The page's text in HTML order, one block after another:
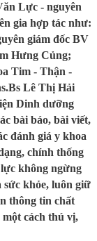
Lực - nguyên
gia hợp tác như:
giám đốc BV
Hưng Củng;
Tim - Thận -
Lê Thị Hải
Dinh dưỡng
bài báo, bài viết,
đánh giá y khoa
chính thống
không ngừng
sức khỏe, luôn giữ
thông tin chất
cách thú vị,